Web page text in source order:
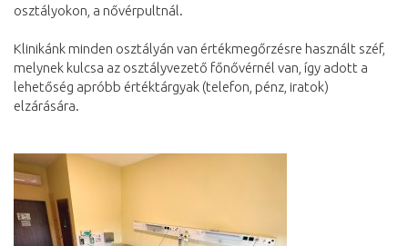
osztályokon, a nővérpultnál.
Klinikánk minden osztályán van értékmegőrzésre használt széf,
melynek kulcsa az osztályvezető főnővérnél van, így adott a
lehetőség apróbb értéktárgyak (telefon, pénz, iratok)
elzárására.